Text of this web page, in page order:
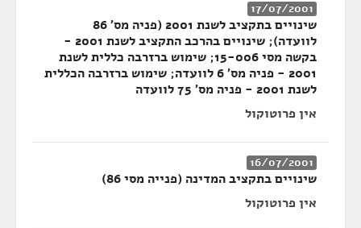
17/07/2001
שינויים בתקציב לשנת 2001 (פניה מס' 86
לוועדה); שינויים בהרכב התקציב לשנת 2001 -
בקשה מסי 15-006; שימוש ברזרבה כללית לשנת
2001 - פניה מס' 6 לוועדה; שימוש ברזרבה הכללית
לשנת 2001 - פניה מס' 75 לוועדה
אין פרוטוקול
16/07/2001
שינויים בתקציב המדינה (פנייה מסי 86)
אין פרוטוקול